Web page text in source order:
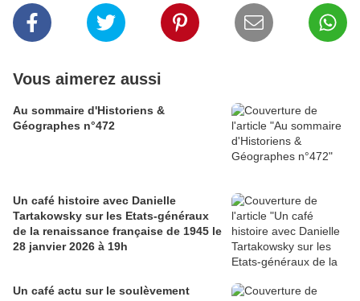
Vous aimerez aussi
Au sommaire d'Historiens &
Géographes n°472
Un café histoire avec Danielle
Tartakowsky sur les Etats-généraux
de la renaissance française de 1945 le
28 janvier 2026 à 19h
Un café actu sur le soulèvement